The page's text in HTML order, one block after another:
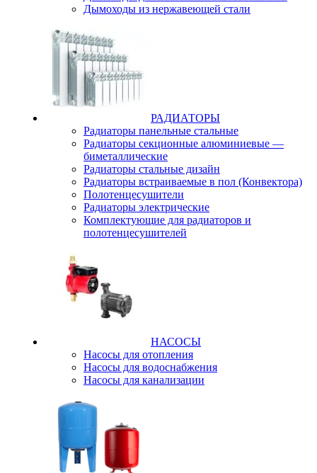
Дымоходы из нержавеющей стали
РАДИАТОРЫ
Радиаторы панельные стальные
Радиаторы секционные алюминиевые —
биметаллические
Радиаторы стальные дизайн
Радиаторы встраиваемые в пол (Конвектора)
Полотенцесушители
Радиаторы электрические
Комплектующие для радиаторов и
полотенцесушителей
НАСОСЫ
Насосы для отопления
Насосы для водоснабжения
Насосы для канализации